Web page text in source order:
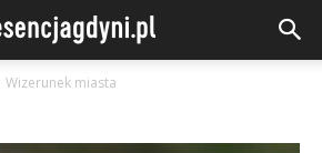
Wizerunek miasta